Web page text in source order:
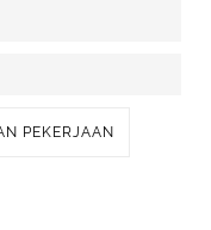
PEKERJAAN